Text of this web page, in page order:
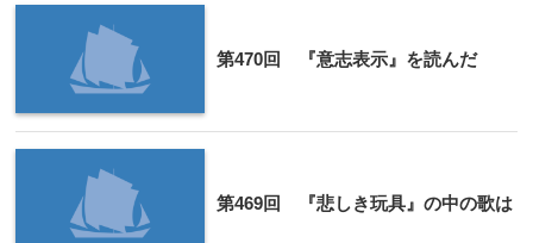
第470回 『意志表示』を読んだ
第469回 『悲しき玩具』の中の歌は